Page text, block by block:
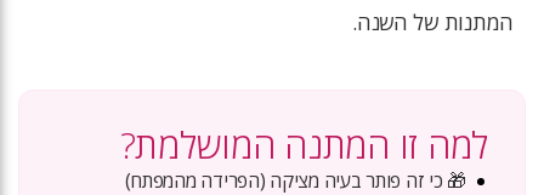
המתנות של השנה.
למה זו המתנה המושלמת?
🎁 כי זה פותר בעיה מציקה (הפרידה מהמפתח)